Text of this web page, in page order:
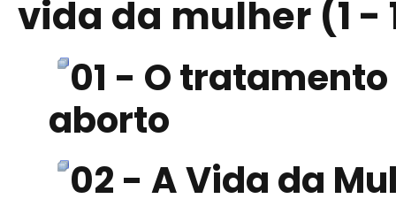
vida da mulher (1 -
01 - O
aborto
02 - A Vida da